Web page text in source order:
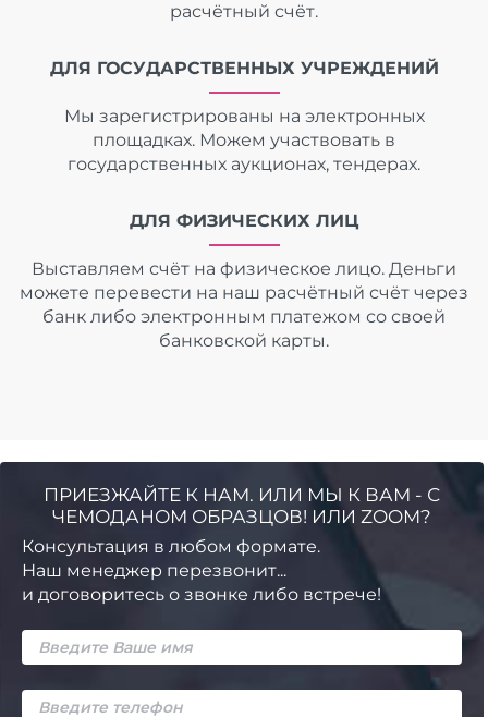
расчётный счёт.
ДЛЯ ГОСУДАРСТВЕННЫХ УЧРЕЖДЕНИЙ
Мы зарегистрированы на электронных
площадках. Можем участвовать в
государственных аукционах, тендерах.
ДЛЯ ФИЗИЧЕСКИХ ЛИЦ
Выставляем счёт на физическое лицо. Деньги
можете перевести на наш расчётный счёт через
банк либо электронным платежом со своей
банковской карты.
ПРИЕЗЖАЙТЕ К НАМ. ИЛИ МЫ К ВАМ - С
ЧЕМОДАНОМ ОБРАЗЦОВ! ИЛИ ZOOM?
Консультация в любом формате.
Наш менеджер перезвонит...
и договоритесь о звонке либо встрече!